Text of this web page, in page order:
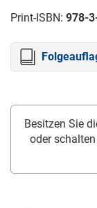
Print-ISBN: 978-
Besitzen Sie
oder